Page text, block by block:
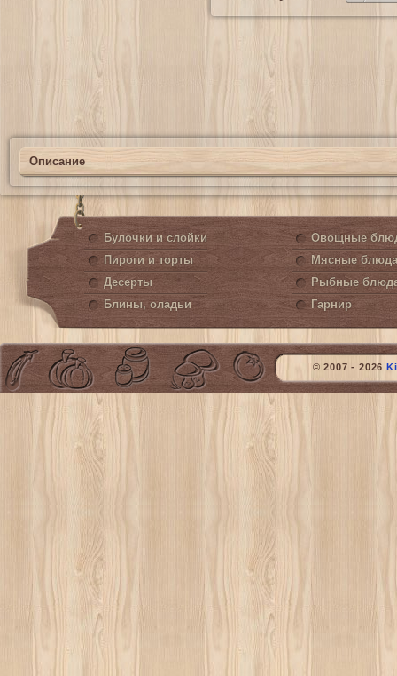
Описание
Булочки и слойки
Пироги и торты
Десерты
Блины, оладьи
Овощные
Мясные блюда
Рыбные
Гарнир
© 2007 - 2026